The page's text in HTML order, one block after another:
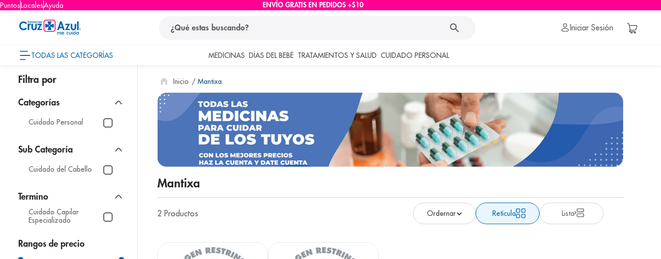
PuntosLocalesAyuda ENVÍO GRATIS EN PEDIDOS +$10
Iniciar Sesión
TODAS LAS CATEGORÍAS MEDICINAS DÍAS DEL BEBÉ TRATAMIENTOS Y SALUD CUIDADO PERSONAL
Cuidado Personal
Cuidado del Cabello
Cuidado Capilar
Especializado
Rangos de precio
Mantixa
Mantixa
2 Productos Retícula Lista
términos más buscados
1. protector solar
pañales
3 eucerin
cerave
nivea
7. bioderma